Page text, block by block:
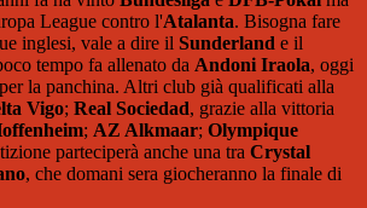
League contro l'Atalanta. Bisogna fare
inglesi, vale a dire il Sunderland e il
tempo fa allenato da Andoni Iraola, oggi
la panchina. Altri club già qualificati alla
Vigo; Real Sociedad, grazie alla vittoria
; AZ Alkmaar; Olympique
parteciperà anche una tra Crystal
, che domani sera giocheranno la finale di